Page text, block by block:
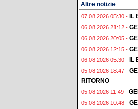
Altre notizie
07.08.2026 05:30 - IL
06.08.2026 21:12 -
06.08.2026 20:05 -
06.08.2026 12:15 -
06.08.2026 05:30 - IL
05.08.2026 18:47 -
RITORNO
05.08.2026 11:49 -
05.08.2026 10:48 -